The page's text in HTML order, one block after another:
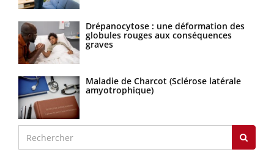
Drépanocytose : une déformation des
globules rouges aux conséquences
graves
Maladie de Charcot (Sclérose latérale
amyotrophique)